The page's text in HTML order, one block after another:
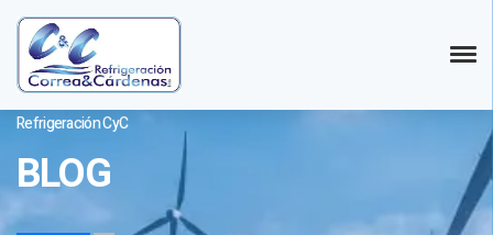
Refrigeración CyC
BLOG